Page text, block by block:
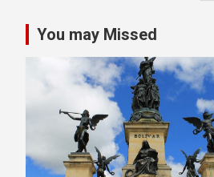
You may Missed